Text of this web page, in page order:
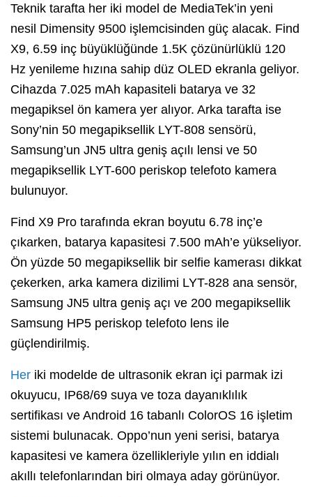
Teknik tarafta her iki model de MediaTek’in yeni
nesil Dimensity 9500 işlemcisinden güç alacak. Find
X9, 6.59 inç büyüklüğünde 1.5K çözünürlüklü 120
Hz yenileme hızına sahip düz OLED ekranla geliyor.
Cihazda 7.025 mAh kapasiteli batarya ve 32
megapiksel ön kamera yer alıyor. Arka tarafta ise
Sony’nin 50 megapiksellik LYT-808 sensörü,
Samsung’un JN5 ultra geniş açılı lensi ve 50
megapiksellik LYT-600 periskop telefoto kamera
bulunuyor.
Find X9 Pro tarafında ekran boyutu 6.78 inç’e
çıkarken, batarya kapasitesi 7.500 mAh’e yükseliyor.
Ön yüzde 50 megapiksellik bir selfie kamerası dikkat
çekerken, arka kamera dizilimi LYT-828 ana sensör,
Samsung JN5 ultra geniş açı ve 200 megapiksellik
Samsung HP5 periskop telefoto lens ile
güçlendirilmiş.
Her iki modelde de ultrasonik ekran içi parmak izi
okuyucu, IP68/69 suya ve toza dayanıklılık
sertifikası ve Android 16 tabanlı ColorOS 16 işletim
sistemi bulunacak. Oppo’nun yeni serisi, batarya
kapasitesi ve kamera özellikleriyle yılın en iddialı
akıllı telefonlarından biri olmaya aday görünüyor.